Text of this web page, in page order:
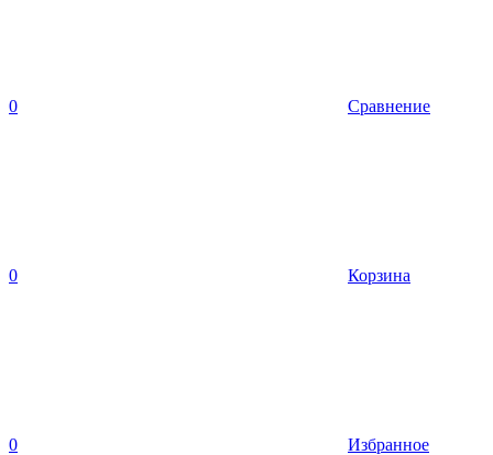
0 Сравнение
0 Корзина
0 Избранное